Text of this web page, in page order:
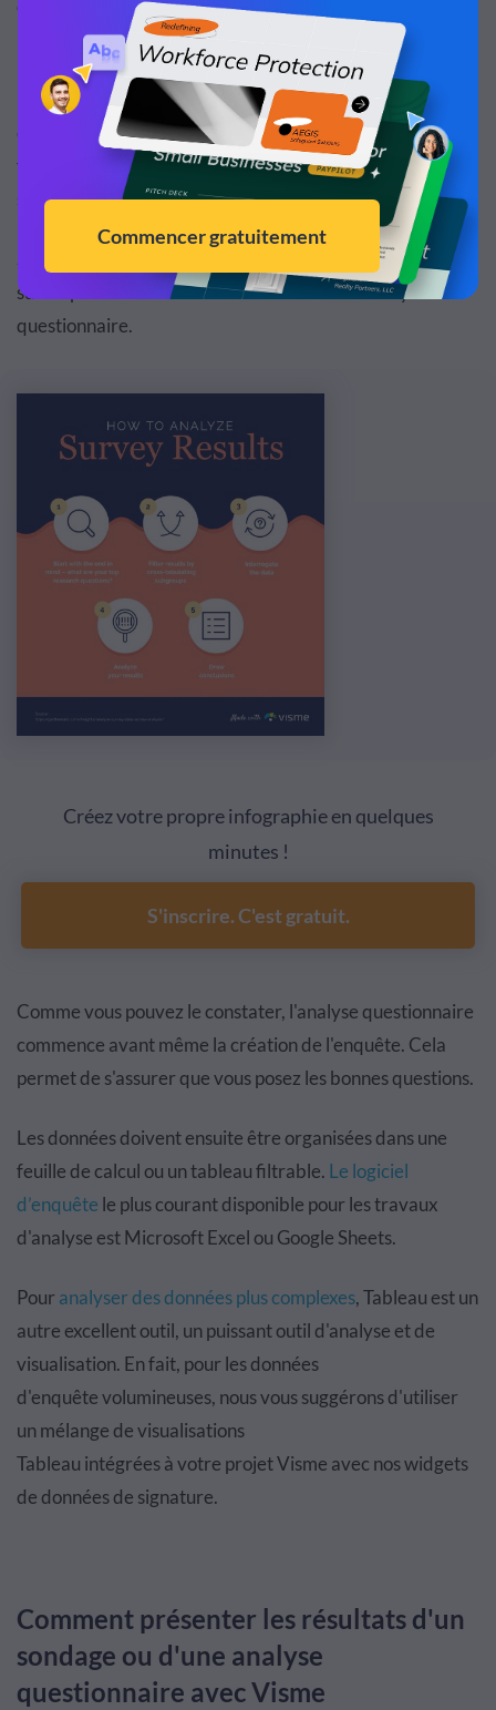
recueillies.
Par exemple, de simples enqu êtes quantitatives en ligne
peuvent
tre aliment
es directement dans une feuille de
calcul. Tandis que les enquêtesqualitatives men
es en
face
face nécessiteront beaucoup plus de travail de
saisie de données.
tapes que vous devez
suivre pour obtenir les meilleurs ré sultats d’analyse
questionnaire.
Créez votre propre infographie en quelques
minutes !
S'inscrire. C'est gratuit.
Comme vous pouvez le constater, l'analyse questionnaire
commence avant même la création de l'enquête. Cela
permet de s'assurer que vous posez les bonnes questions.
Les données doivent ensuite être organisées dans une
feuille de calcul ou un tableau filtrable. Le logiciel
d’enquête le plus courant disponible pour les travaux
d'analyse est Microsoft Excel ou Google Sheets.
Pour analyser des données plus complexes, Tableau est un
autre excellent outil, un puissant outil d'analyse et de
visualisation. En fait, pour les données
d'enquête volumineuses, nous vous suggérons d'utiliser
un mélange de visualisations
Tableau intégréesàvotre projet Visme avec nos widgets
de données de signature.
Comment présenter les résultats d'un
sondage ou d'une analyse
questionnaire avec Visme